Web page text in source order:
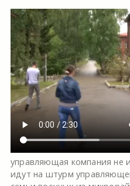
управляющая компания не
идут на штурм